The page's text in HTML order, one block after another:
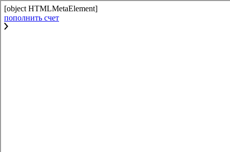
[object HTMLMetaElement]
пополнить счет